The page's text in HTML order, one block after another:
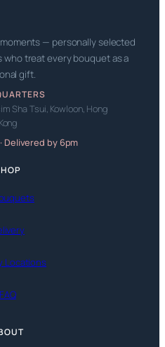
— personally selected
who treat every bouquet as a
gift.
Sha Tsui, Kowloon, Hong
Kong
Delivered by 6pm
Locations
FAQ